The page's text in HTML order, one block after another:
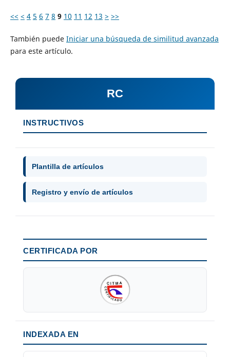
<< < 4 5 6 7 8 9 10 11 12 13 > >>
También puede Iniciar una búsqueda de similitud avanzada
para este artículo.
RC
INSTRUCTIVOS
Plantilla de artículos
Registro y envío de artículos
CERTIFICADA POR
INDEXADA EN